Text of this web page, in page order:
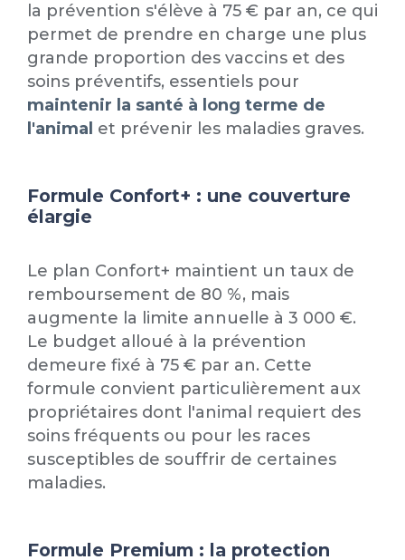
la prévention s'élève à 75 € par an, ce qui
permet de prendre en charge une plus
grande proportion des vaccins et des
soins préventifs, essentiels pour
maintenir la santé à long terme de
l'animal et prévenir les maladies graves.
Formule Confort+ : une couverture
élargie
Le plan Confort+ maintient un taux de
remboursement de 80 %, mais
augmente la limite annuelle à 3 000 €.
Le budget alloué à la prévention
demeure fixé à 75 € par an. Cette
formule convient particulièrement aux
propriétaires dont l'animal requiert des
soins fréquents ou pour les races
susceptibles de souffrir de certaines
maladies.
Formule Premium : la protection